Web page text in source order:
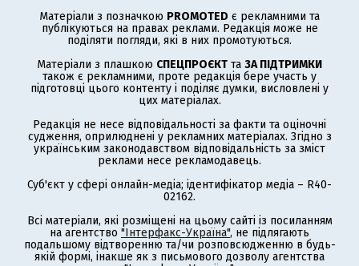
Матеріали з позначкою PROMOTED є рекламними та
публікуються на правах реклами. Редакція може не
поділяти погляди, які в них промотуються.
Матеріали з плашкою СПЕЦПРОЄКТ та ЗА ПІДТРИМКИ
також є рекламними, проте редакція бере участь у
підготовці цього контенту і поділяє думки, висловлені у
цих матеріалах.
Редакція не несе відповідальності за факти та оціночні
судження, оприлюднені у рекламних матеріалах. Згідно з
українським законодавством відповідальність за зміст
реклами несе рекламодавець.
Суб'єкт у сфері онлайн-медіа; ідентифікатор медіа – R40-
02162.
Всі матеріали, які розміщені на цьому сайті із посиланням
на агентство "Інтерфакс-Україна", не підлягають
подальшому відтворенню та/чи розповсюдженню в будь-
якій формі, інакше як з письмового дозволу агентства